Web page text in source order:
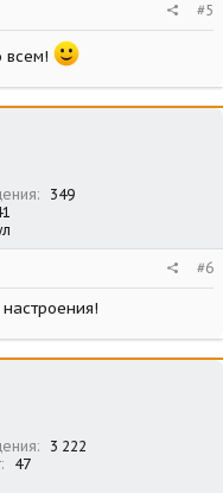
#5
всем!
349
#6
3 222
47